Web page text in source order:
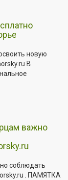
новую
В
важно
соблюдать
. ПАМЯТКА